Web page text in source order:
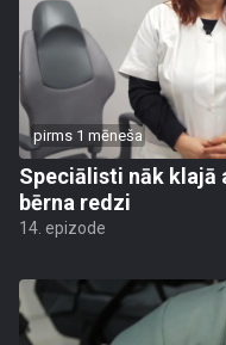
pirms 1 mēneša
Speciālisti nāk klajā
bērna redzi
14. epizode